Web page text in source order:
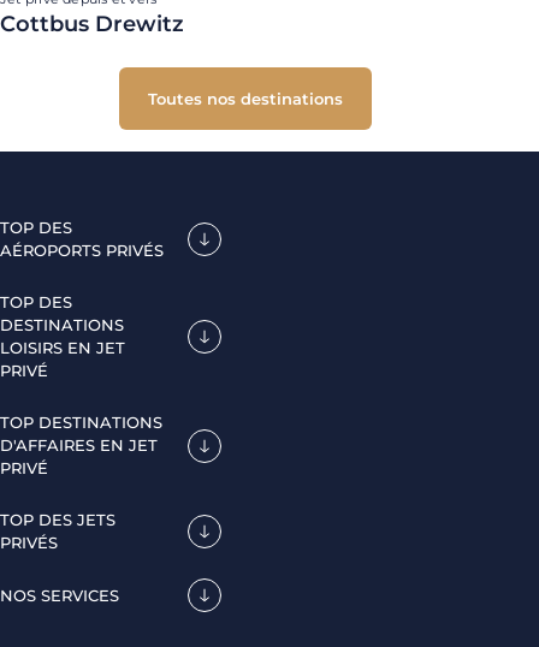
Cottbus Drewitz
Toutes nos destinations
TOP DES
AÉROPORTS PRIVÉS
TOP DES
DESTINATIONS
LOISIRS EN JET
PRIVÉ
TOP DESTINATIONS
D'AFFAIRES EN JET
PRIVÉ
TOP DES JETS
PRIVÉS
NOS SERVICES